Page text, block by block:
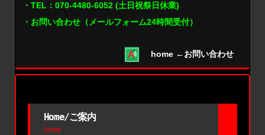
・TEL： 070-4480-6052(土日祝祭日休業)
・お問い合わせ（メールフォーム24時間受付）
home ←お問い合わせ
Home/ご案内
home